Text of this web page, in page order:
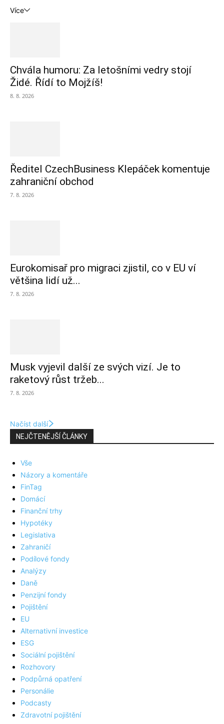
Více
Chvála humoru: Za letošními vedry stojí
Židé. Řídí to Mojžíš!
8. 8. 2026
Ředitel CzechBusiness Klepáček komentuje
zahraniční obchod
7. 8. 2026
Eurokomisař pro migraci zjistil, co v EU ví
většina lidí už...
7. 8. 2026
Musk vyjevil další ze svých vizí. Je to
raketový růst tržeb...
7. 8. 2026
Načíst další
NEJČTENĚJŠÍ ČLÁNKY
Vše
Názory a komentáře
FinTag
Domácí
Finanční trhy
Hypotéky
Legislativa
Zahraničí
Podílové fondy
Analýzy
Daně
Penzijní fondy
Pojištění
EU
Alternativní investice
ESG
Sociální pojištění
Rozhovory
Podpůrná opatření
Personálie
Podcasty
Zdravotní pojištění